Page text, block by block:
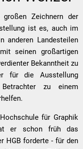
Zeichnern der
ist es, auch im
anderen Landesteilen
seinen großartigen
Bekanntheit zu
für die Ausstellung
zu einem
für Graphik
er schon früh das
HGB forderte - für den